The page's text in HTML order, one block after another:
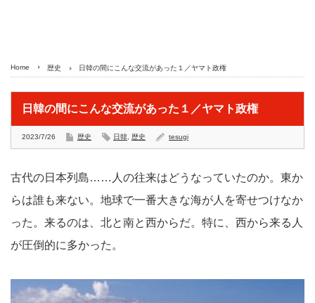
Home 歴史 日韓の間にこんな交流があった１／ヤマト政権
日韓の間にこんな交流があった１／ヤマト政権
2023/7/26 歴史 日韓 歴史 tesugi
古代の日本列島……人の往来はどうなっていたのか。東か
らは誰も来ない。地球で一番大きな海が人を寄せつけなか
った。来るのは、北と南と西からだ。特に、西から来る人
が圧倒的に多かった。